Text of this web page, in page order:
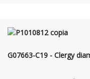
G07663-C19 - Clergy